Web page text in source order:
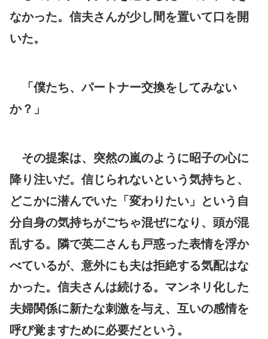
なかった。信夫さんが少し間を置いて口を開
いた。
「僕たち、パートナー交換をしてみない
か？」
その提案は、突然の嵐のように昭子の心に
降り注いだ。信じられないという気持ちと、
どこかに潜んでいた「変わりたい」という自
分自身の気持ちがごちゃ混ぜになり、頭が混
乱する。隣で英二さんも戸惑った表情を浮か
べているが、意外にも夫は拒絶する気配はな
かった。信夫さんは続ける。マンネリ化した
夫婦関係に新たな刺激を与え、互いの感情を
呼び覚ますために必要だという。